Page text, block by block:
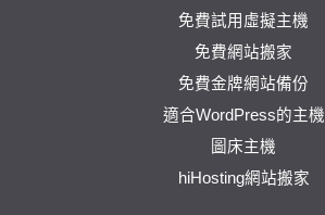
免費試用虛擬主機
免費網站搬家
免費金牌網站備份
適合WordPress的主機
圖床主機
hiHosting網站搬家